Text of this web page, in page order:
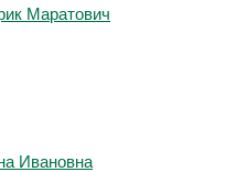
Маратович
Ивановна